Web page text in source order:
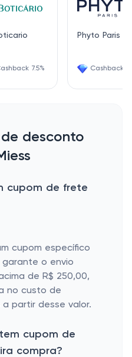
7.5%
Phyto Paris
Cashback
desconto
cupom de frete
cupom específico
o envio
de R$ 250,00,
no custo de
partir desse valor.
cupom de
compra?